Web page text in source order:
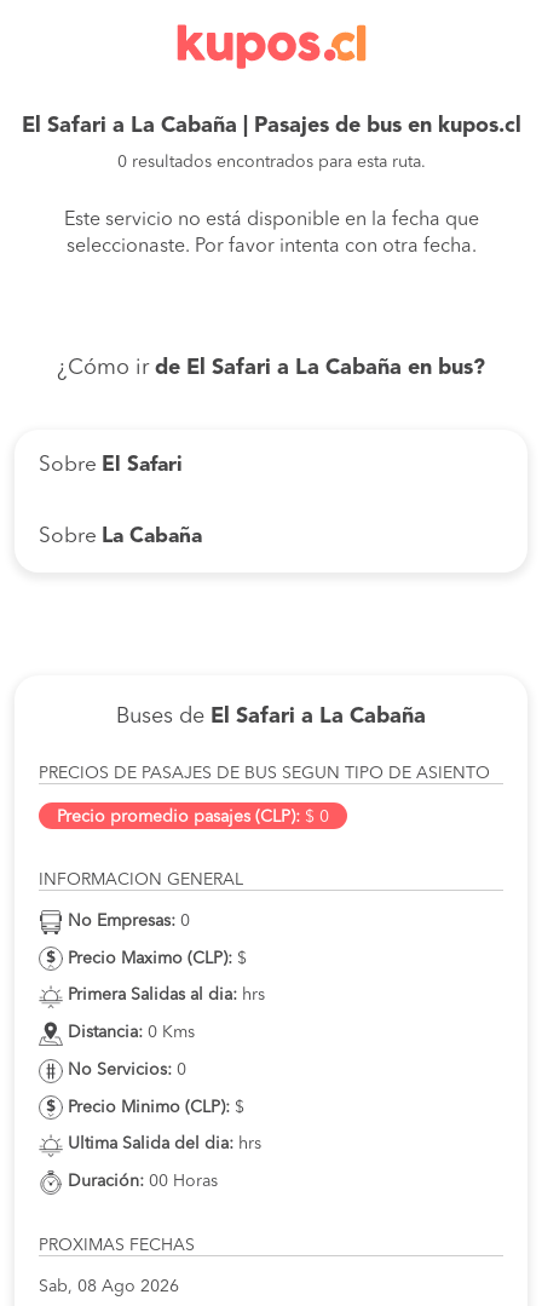
El Safari a La Cabaña | Pasajes de bus en kupos.cl
0 resultados encontrados para esta ruta.
Este servicio no está disponible en la fecha que
seleccionaste. Por favor intenta con otra fecha.
¿Cómo ir de El Safari a La Cabaña en bus?
Sobre El Safari
Sobre La Cabaña
Buses de El Safari a La Cabaña
PRECIOS DE PASAJES DE BUS SEGUN TIPO DE ASIENTO
Precio promedio pasajes (CLP): $ 0
INFORMACION GENERAL
No Empresas: 0
Precio Maximo (CLP): $
Primera Salidas al dia: hrs
Distancia: 0 Kms
No Servicios: 0
Precio Minimo (CLP): $
Ultima Salida del dia: hrs
Duración: 00 Horas
PROXIMAS FECHAS
Sab, 08 Ago 2026